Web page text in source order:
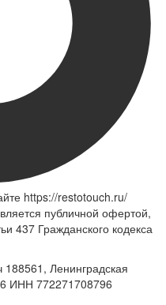
https://restotouch.ru/
публичной офертой,
437 Гражданского кодекса
Ленинградская
ИНН 772271708796